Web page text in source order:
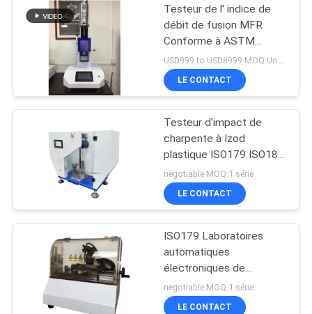
Testeur de l' indice de
débit de fusion MFR
Conforme à ASTM
D1238 et ISO 1133,
Équipement d'essai des
plastiques
USD999 to USD8999 MOQ:Un ensemble
LE CONTACT
Testeur d'impact de
charpente à Izod
plastique ISO179 ISO180
ASTM D256
negotiable MOQ:1 série
LE CONTACT
ISO179 Laboratoires
automatiques
électroniques de
notation d'échantillons
negotiable MOQ:1 série
LE CONTACT